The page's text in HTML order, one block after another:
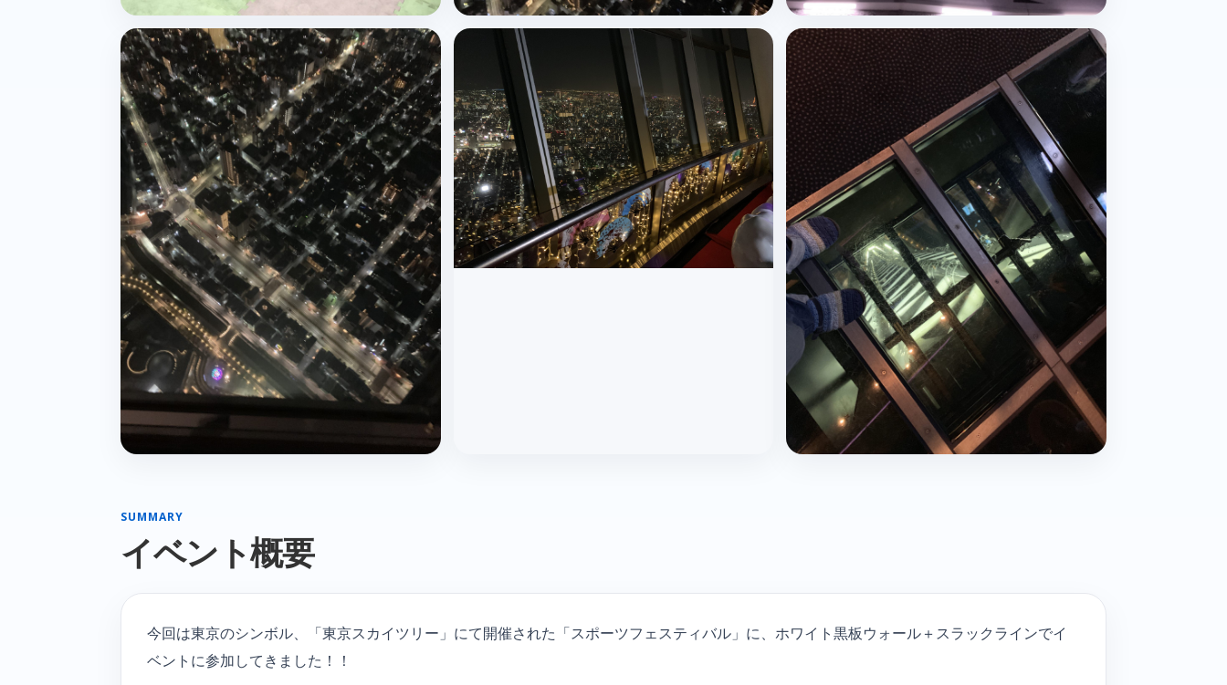
SUMMARY
イベント概要
今回は東京のシンボル、「東京スカイツリー」にて開催された「スポーツフェスティバル」に、ホワイト黒板ウォール＋スラックラインでイ
ベントに参加してきました！！